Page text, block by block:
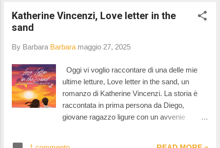
Katherine Vincenzi, Love letter in the
sand
By Barbara Barbara maggio 27, 2025
Oggi vi voglio raccontare di una delle mie
ultime letture, Love letter in the sand, un
romanzo di Katherine Vincenzi. La storia è
raccontata in prima persona da Diego,
giovane ragazzo ligure con un avvenie